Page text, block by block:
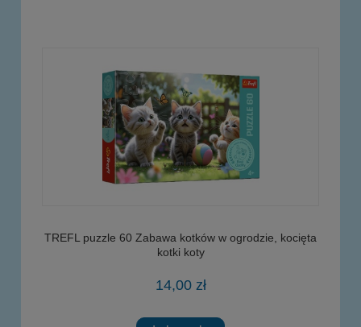
TREFL puzzle 60 Zabawa kotków w ogrodzie, kocięta
kotki koty
14,00 zł